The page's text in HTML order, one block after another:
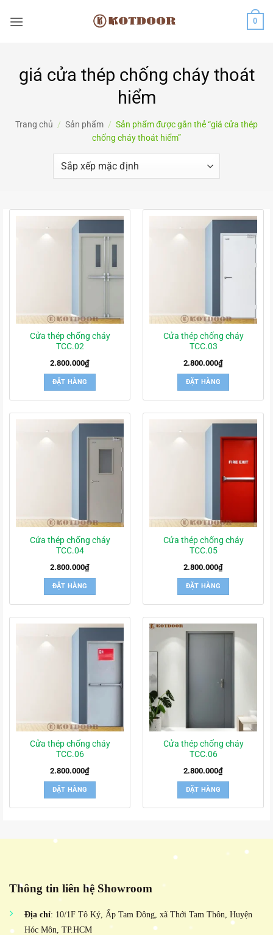
qua
0
giá cửa thép chống cháy thoát
hiểm
Trang chủ / Sản phẩm / Sản phẩm được gắn thẻ “giá cửa thép
chống cháy thoát hiểm”
Cửa thép chống cháy
TCC.02
2.800.000₫
ĐẶT HÀNG
Cửa thép chống cháy
TCC.03
2.800.000₫
ĐẶT HÀNG
Cửa thép chống cháy
TCC.04
2.800.000₫
ĐẶT HÀNG
Cửa thép chống cháy
TCC.05
2.800.000₫
ĐẶT HÀNG
Cửa thép chống cháy
TCC.06
2.800.000₫
ĐẶT HÀNG
Cửa thép chống cháy
TCC.06
2.800.000₫
ĐẶT HÀNG
Thông tin liên hệ Showroom
Địa chỉ: 10/1F Tô Ký, Ấp Tam Đông, xã Thới Tam Thôn, Huyện
Hóc Môn, TP.HCM